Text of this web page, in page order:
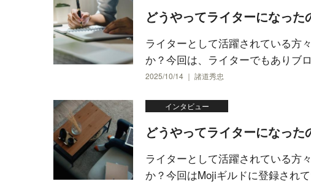
どうやってライターになった
ライターとして活躍されている方
か？今回は、ライターでもありブ
2025/10/14 ｜ 諸道秀忠
インタビュー
どうやってライターになった
ライターとして活躍されている方
か？今回はMojiギルドに登録され